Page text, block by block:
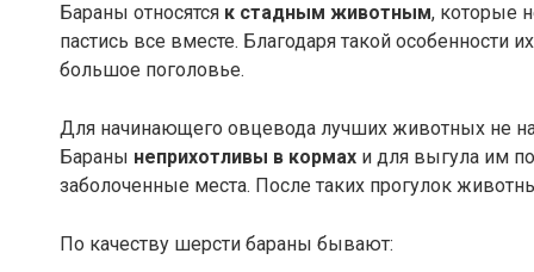
Бараны относятся к стадным животным, которые
пастись все вместе. Благодаря такой
большое поголовье.
Для начинающего овцевода лучших животных не
Бараны неприхотливы в кормах и для выгула им
заболоченные места. После таких прогулок
По качеству шерсти бараны бывают: